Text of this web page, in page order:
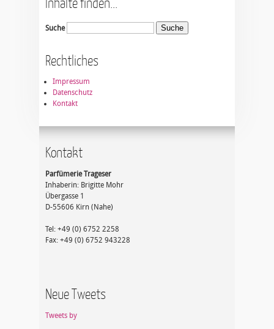
Suche
Rechtliches
Impressum
Datenschutz
Kontakt
Kontakt
Parfümerie Trageser
Inhaberin: Brigitte Mohr
Übergasse 1
D-55606 Kirn (Nahe)
Tel: +49 (0) 6752 2258
Fax: +49 (0) 6752 943228
Neue Tweets
Tweets by